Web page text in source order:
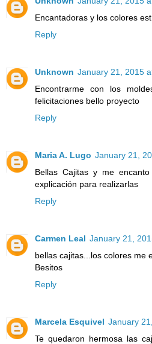
Encantadoras y los colores
Reply
Unknown January 21, 2015
Encontrarme con los
felicitaciones bello proyecto
Reply
Maria A. Lugo January 21,
Bellas Cajitas y me
explicación para realizarlas
Reply
Carmen Leal January 21,
bellas cajitas...los colores me
Besitos
Reply
Marcela Esquivel January
Te quedaron hermosa las